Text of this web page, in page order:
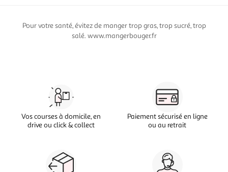
Pour votre santé, évitez de manger trop gras, trop sucré, trop
salé. www.mangerbouger.fr
Vos courses à domicile, en
drive ou click & collect
Paiement sécurisé en ligne
ou au retrait